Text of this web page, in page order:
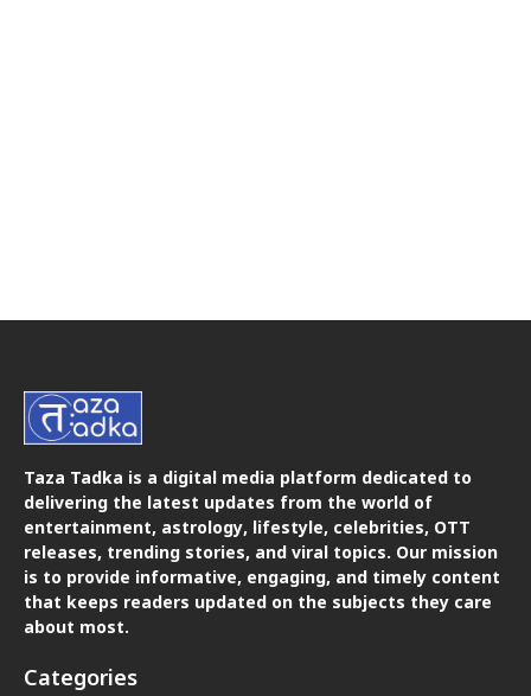
Taza Tadka is a digital media platform dedicated to
delivering the latest updates from the world of
entertainment, astrology, lifestyle, celebrities, OTT
releases, trending stories, and viral topics. Our mission
is to provide informative, engaging, and timely content
that keeps readers updated on the subjects they care
about most.
Categories